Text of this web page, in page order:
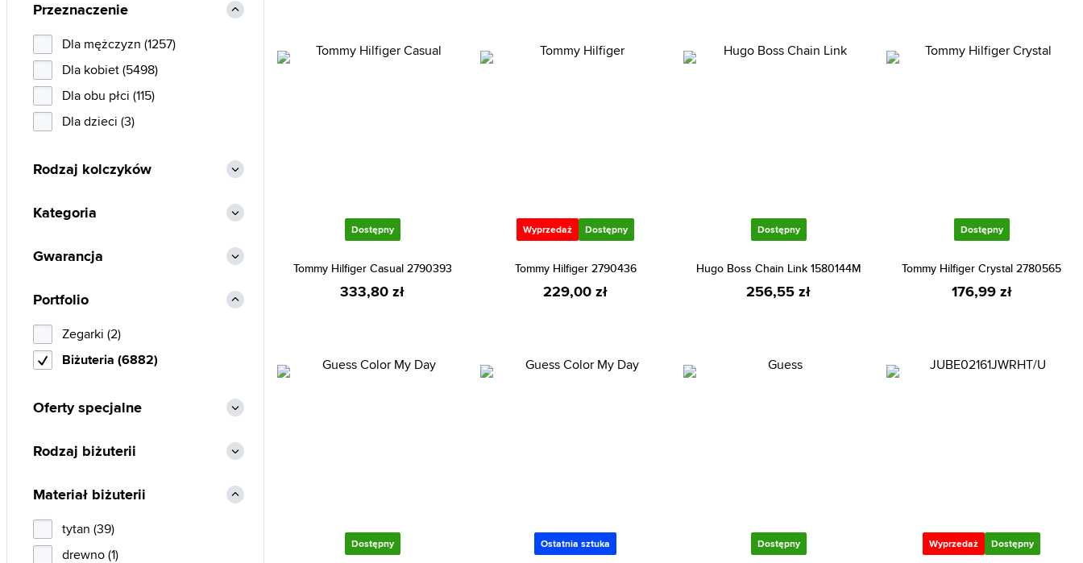
Dostępny
Tommy Hilfiger Casual 2790393
333,80 zł
Wyprzedaż Dostępny
Tommy Hilfiger 2790436
229,00 zł
Dostępny
Hugo Boss Chain Link 1580144M
256,55 zł
Dostępny
Tommy Hilfiger Crystal 2780565
176,99 zł
Dostępny Ostatnia sztuka Dostępny Wyprzedaż Dostępny
Emily Westwood (82)
Emporio Armani (143)
Esprit (36)
Fossil (586)
Guess (2626)
Invicta (7)
Marc Malone (160)
Michael Kors (25)
Olivia Burton (9)
Paul McNeal (33)
Roccobarocco (12)
Sector (5)
Swarovski (1)
Tommy Hilfiger (957)
TS (281)
Przeznaczenie
Dla mężczyzn (1257)
Dla kobiet (5498)
Dla obu płci (115)
Dla dzieci (3)
Rodzaj kolczyków
Kategoria
Gwarancja
Portfolio
Zegarki (2)
Biżuteria (6882)
Oferty specjalne
Rodzaj biżuterii
Materiał biżuterii
tytan (39)
drewno (1)